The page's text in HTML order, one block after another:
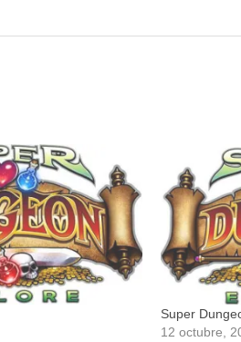
Super
12 octubre,